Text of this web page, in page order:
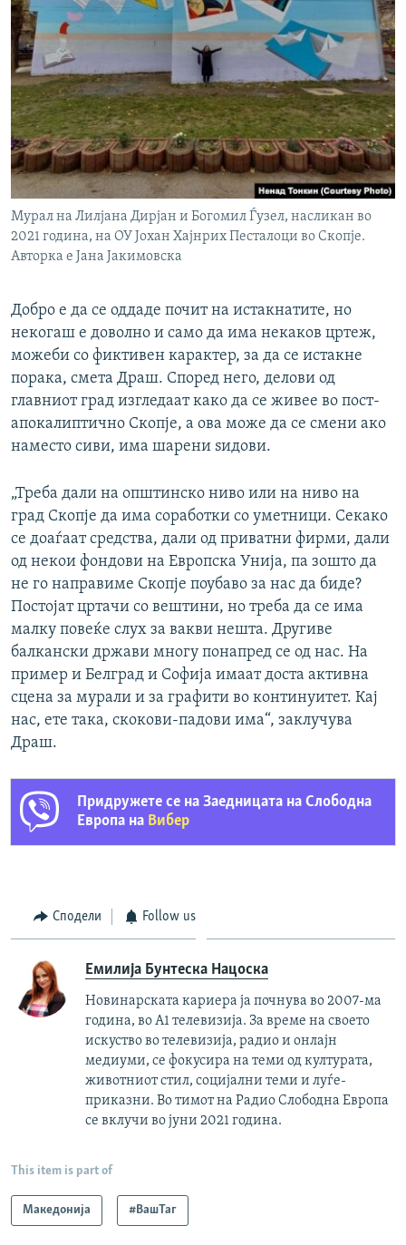
Мурал на Лилјана Дирјан и Богомил Ѓузел, насликан во
2021 година, на ОУ Јохан Хајнрих Песталоци во Скопје.
Авторка е Јана Јакимовска
Добро е да се оддаде почит на истакнатите, но
некогаш е доволно и само да има некаков цртеж,
можеби со фиктивен карактер, за да се истакне
порака, смета Драш. Според него, делови од
главниот град изгледаат како да се живее во пост-
апокалиптично Скопје, а ова може да се смени ако
наместо сиви, има шарени ѕидови.
„Треба дали на општинско ниво или на ниво на
град Скопје да има соработки со уметници. Секако
се доаѓаат средства, дали од приватни фирми, дали
од некои фондови на Европска Унија, па зошто да
не го направиме Скопје поубаво за нас да биде?
Постојат цртачи со вештини, но треба да се има
малку повеќе слух за вакви нешта. Другиве
балкански држави многу понапред се од нас. На
пример и Белград и Софија имаат доста активна
сцена за мурали и за графити во континуитет. Кај
нас, ете така, скокови-падови има“, заклучува
Драш.
Придружете се на Заедницата на Слободна
Европа на Вибер
Сподели Follow us
Емилија Бунтеска Нацоска
Новинарската кариера ја почнува во 2007-ма
година, во А1 телевизија. За време на своето
искуство во телевизија, радио и онлајн
медиуми, се фокусира на теми од културата,
животниот стил, социјални теми и луѓе-
приказни. Во тимот на Радио Слободна Европа
се вклучи во јуни 2021 година.
This item is part of
Македонија #ВашТаг